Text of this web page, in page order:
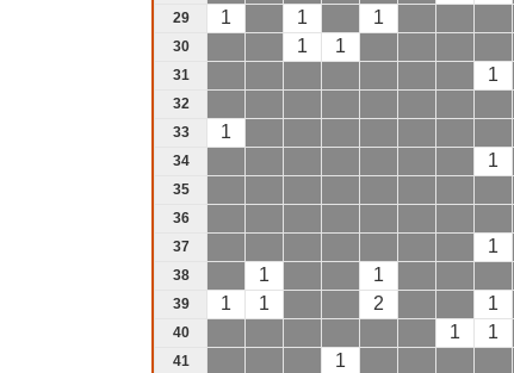
29 1 1 1
30 1 1
31 1
32
33 1
34 1
35
36
37 1
38 1 1
39 1 1 2 1
40 1 1
41 1